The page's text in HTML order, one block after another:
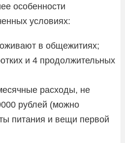
особенности
условиях:
в общежитиях;
и 4 продолжительных
расходы, не
рублей (можно
питания и вещи первой